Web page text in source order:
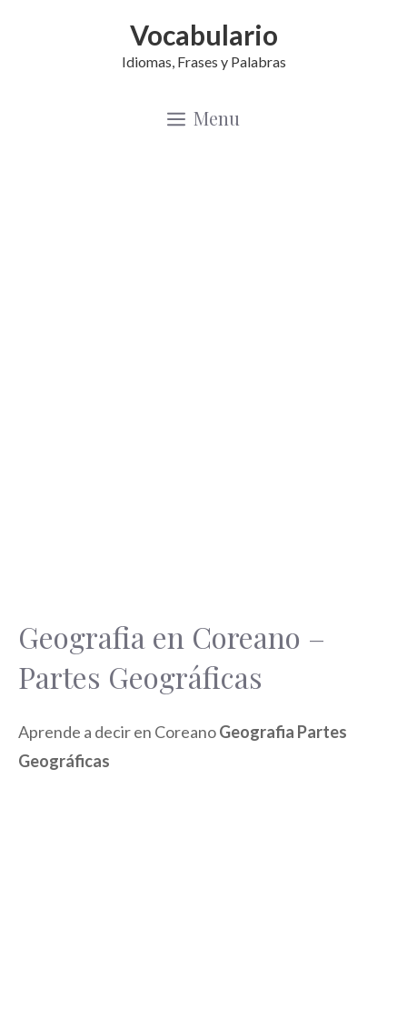
Vocabulario
Idiomas, Frases y Palabras
Menu
Geografia en Coreano –
Partes Geográficas
Aprende a decir en CoreanoGeografia Partes
Geográficas